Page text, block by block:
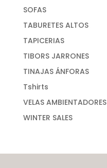
SOFAS
TABURETES ALTOS
TAPICERIAS
TIBORS JARRONES
TINAJAS ÁNFORAS
Tshirts
VELAS AMBIENTADORES
WINTER SALES